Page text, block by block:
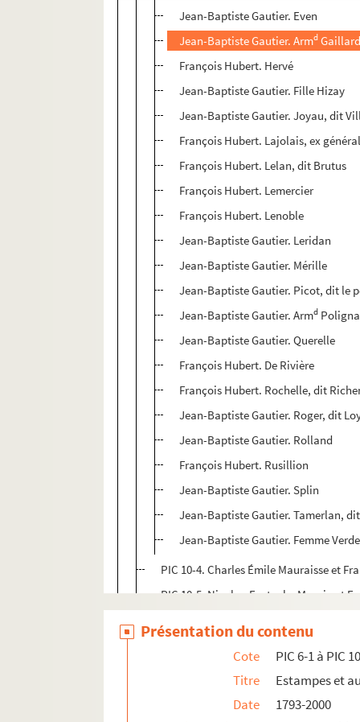
Jean-Baptiste Gautier. Even
Jean-Baptiste Gautier. Armd
François Hubert. Hervé
Jean-Baptiste Gautier. Fille Hizay
Jean-Baptiste Gautier. Joyau, dit
François Hubert. Lajolais, ex
François Hubert. Lelan, dit Brutus
François Hubert. Lemercier
François Hubert. Lenoble
Jean-Baptiste Gautier. Leridan
Jean-Baptiste Gautier. Mérille
Jean-Baptiste Gautier. Picot, dit le
Jean-Baptiste Gautier. Armd
Jean-Baptiste Gautier. Querelle
François Hubert. De Rivière
François Hubert. Rochelle, dit
Jean-Baptiste Gautier. Roger, dit
Jean-Baptiste Gautier. Rolland
François Hubert. Rusillion
Jean-Baptiste Gautier. Splin
Jean-Baptiste Gautier. Tamerlan,
Jean-Baptiste Gautier. Femme
PIC 10-4. Charles Émile Mauraisse et
PIC 10-5. Nicolas-Eustache Maurin et
PIC 11. Pin's à l'effigie de Pichegru
Présentation du contenu
Cote
PIC 6-1 à PIC
Titre
Estampes et
Date
1793-2000